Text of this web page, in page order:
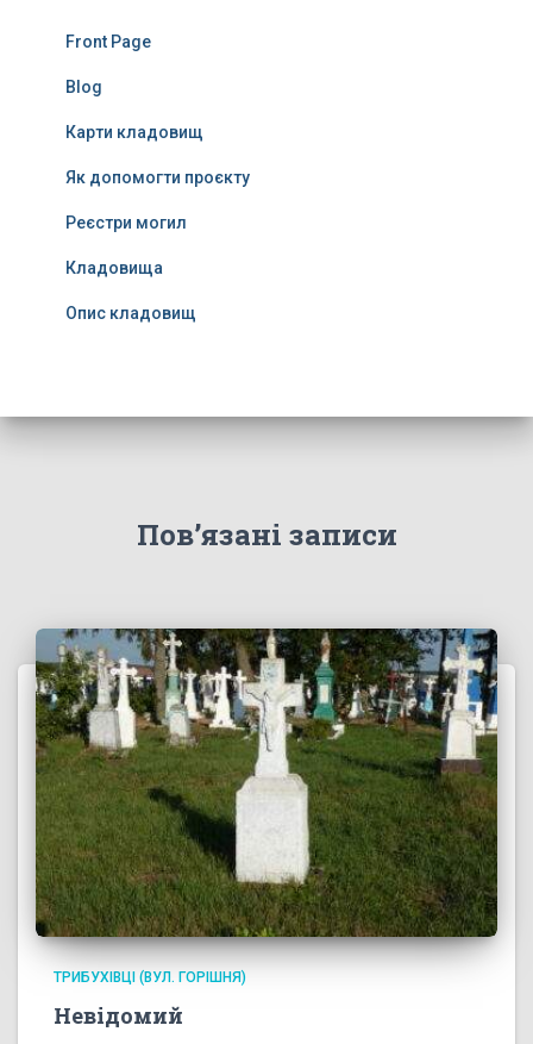
Front Page
Blog
Карти кладовищ
Як допомогти проєкту
Реєстри могил
Кладовища
Опис кладовищ
Пов’язані записи
ТРИБУХІВЦІ (ВУЛ. ГОРІШНЯ)
Невідомий